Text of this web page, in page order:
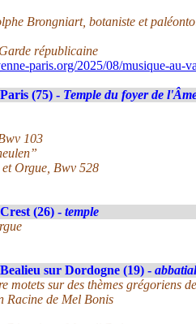
Brongniart, botaniste et
républicaine
paris.org/2025/08/musique-au-
Paris (75) - Temple du foyer de
103
Orgue, Bwv 528
Crest (26) - temple
Bealieu sur Dordogne (19) -
motets sur des thèmes grégoriens
Racine de Mel Bonis